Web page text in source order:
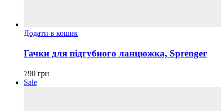
Додати в кошик
Гачки для підгубного ланцюжка, Sprenger
790 грн
Sale